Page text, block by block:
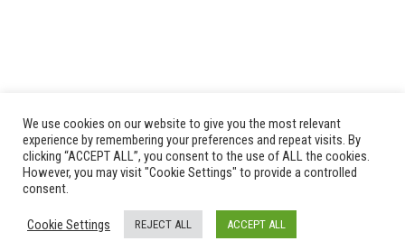
© 2026 Alle rechten voorbehouden door Bredenhof |
We use cookies on our website to give you the most relevant
experience by remembering your preferences and repeat visits. By
clicking “ACCEPT ALL”, you consent to the use of ALL the cookies.
However, you may visit "Cookie Settings" to provide a controlled
consent.
Cookie Settings REJECT ALL ACCEPT ALL